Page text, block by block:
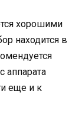
хорошими
находится в
аппарата
еще и к